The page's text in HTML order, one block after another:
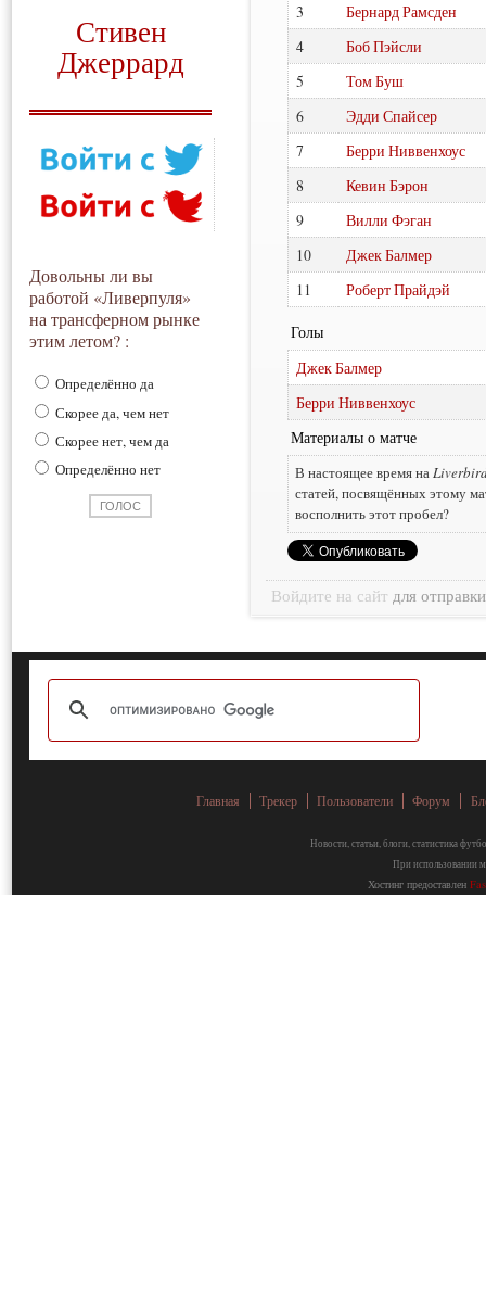
Стивен
Джеррард
Довольны ли вы
работой «Ливерпуля»
на трансферном рынке
этим летом? :
Определённо да
Скорее да, чем нет
Скорее нет, чем да
Определённо нет
3
Бернард Рамсден
4
Боб Пэйсли
5
Том Буш
6
Эдди Спайсер
7
Берри Ниввенхоус
8
Кевин Бэрон
9
Вилли Фэган
10
Джек Балмер
11
Роберт Прайдэй
Голы
Джек Балмер
Берри Ниввенхоус
Материалы о матче
В настоящее время на
статей, посвящённых этому
восполнить этот пробел?
Войдите на сайт для
Главная Трекер Пользователи Форум
Новости, статьи, блоги, статистика
При использовании
Хостинг предоставлен